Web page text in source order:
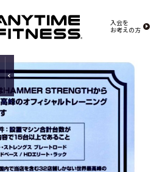
入会を
お考えの方